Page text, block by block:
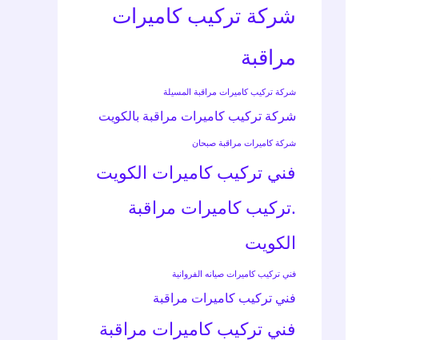
شركة تركيب كاميرات
مراقبة
شركة تركيب كاميرات مراقبة المسيلة
شركة تركيب كاميرات مراقبة بالكويت
شركة كاميرات مراقبة صبحان
فني تركيب كاميرات الكويت
.تركيب كاميرات مراقبة
الكويت
فني تركيب كاميرات صيانه الفروانية
فني تركيب كاميرات مراقبة
فني تركيب كاميرات مراقبة